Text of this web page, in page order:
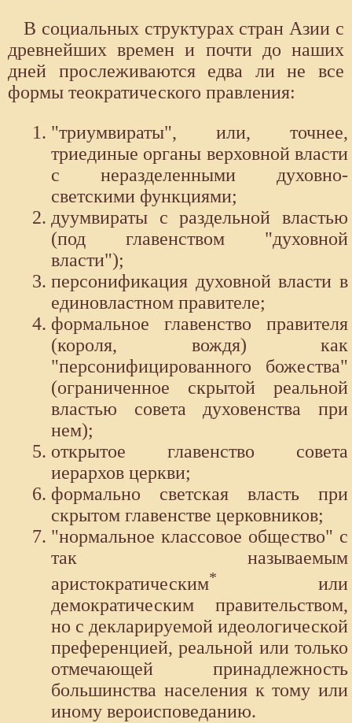
В социальных структурах стран Азии с
древнейших времен и почти до наших
дней прослеживаются едва ли не все
формы теократического правления:
"триумвираты", или, точнее,
триединые органы верховной власти
с неразделенными духовно-
светскими функциями;
дуумвираты с раздельной властью
(под главенством "духовной
власти");
персонификация духовной власти в
единовластном правителе;
формальное главенство правителя
(короля, вождя) как
"персонифицированного божества"
(ограниченное скрытой реальной
властью совета духовенства при
нем);
открытое главенство совета
иерархов церкви;
формально светская власть при
скрытом главенстве церковников;
"нормальное классовое общество" с
так называемым
аристократическим*
или
демократическим правительством,
но с декларируемой идеологической
преференцией, реальной или только
отмечающей принадлежность
большинства населения к тому или
иному вероисповеданию.